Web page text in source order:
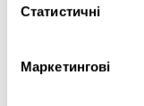
Статистичні
Маркетингові